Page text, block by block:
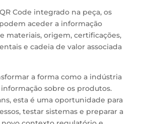
Code integrado na peça, os
aceder a informação
materiais, origem, certificações,
e cadeia de valor associada
a forma como a indústria
sobre os produtos.
esta é uma oportunidade para
testar sistemas e preparar a